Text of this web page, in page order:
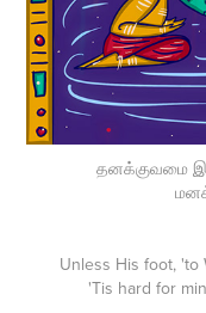
தனக்குவமை
Unless His foot, 'to
'Tis hard for